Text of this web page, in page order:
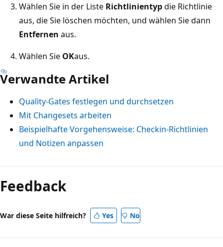
Wählen Sie in der Liste Richtlinientypdie Richtlinie
aus, die Sie löschen möchten, und wählen Sie dann
Entfernen aus.
Wählen Sie OKaus.
Verwandte Artikel
Quality-Gates festlegen und durchsetzen
Mit Changesets arbeiten
Beispielhafte Vorgehensweise: Checkin-Richtlinien
und Notizen anpassen
Lesemodus
deaktiviert
Feedback
War diese Seite hilfreich? Yes No